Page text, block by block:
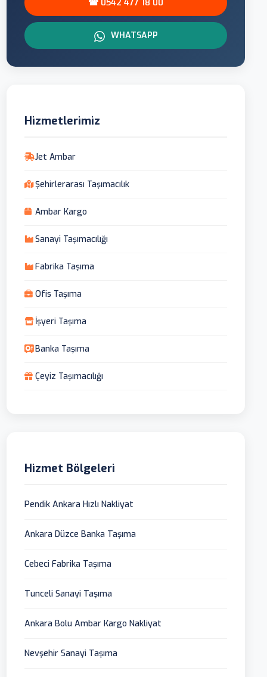
☎ 0542 477 18 00
WHATSAPP
Hizmetlerimiz
Jet Ambar
Şehirlerarası Taşımacılık
Ambar Kargo
Sanayi Taşımacılığı
Fabrika Taşıma
Ofis Taşıma
İşyeri Taşıma
Banka Taşıma
Çeyiz Taşımacılığı
Hizmet Bölgeleri
Pendik Ankara Hızlı Nakliyat
Ankara Düzce Banka Taşıma
Cebeci Fabrika Taşıma
Tunceli Sanayi Taşıma
Ankara Bolu Ambar Kargo Nakliyat
Nevşehir Sanayi Taşıma